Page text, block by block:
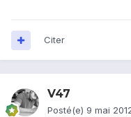
Citer
V47
Posté(e) 9 mai